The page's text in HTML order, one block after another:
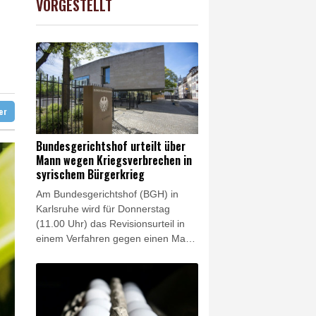
Schritte
in Bonn
Bürgerkrieg
in München
-0.89%
VORGESTELLT
Bundesgerichtshof urteilt über
Mann wegen Kriegsverbrechen in
syrischem Bürgerkrieg
Am Bundesgerichtshof (BGH) in
Karlsruhe wird für Donnerstag
(11.00 Uhr) das Revisionsurteil in
einem Verfahren gegen einen Mann
Menschlichkeit und
Kriegsverbrechen im syrischen
Bürgerkrieg erwartet. Als Anführer
einer bewaffneten schiitischen Miliz